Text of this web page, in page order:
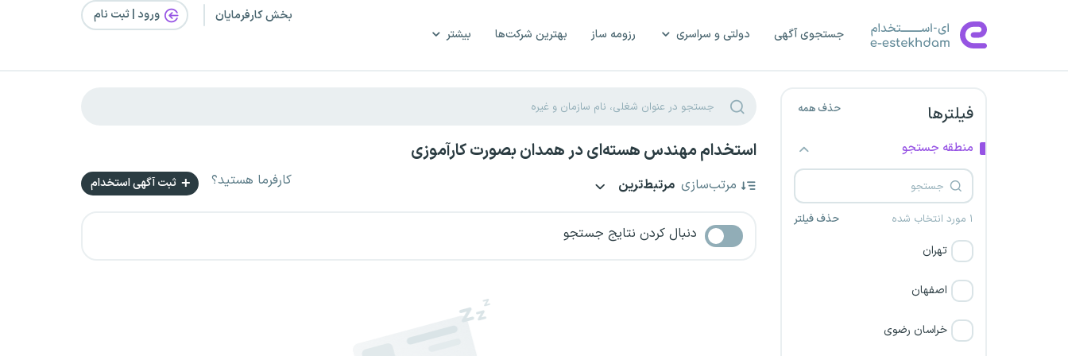
جستجوی آگهی دولتی و سراسری رزومه ساز بهترین شرکت‌ها بیشتر
بخش کارفرمایان ورود | ثبت‌ نام
فیلترها حذف همه
منطقه جستجو
۱ مورد انتخاب شده حذف فیلتر
تهران
اصفهان
خراسان رضوی
استخدام مهندس هسته‌ای در همدان بصورت کارآموزی
مرتب‌سازی مرتبط‌ترین کارفرما هستید؟ ثبت آگهی استخدام
دنبال کردن نتایج جستجو